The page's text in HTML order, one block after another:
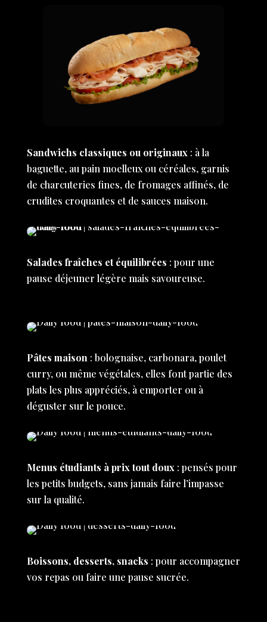
Sandwichs classiques ou originaux : à la
baguette, au pain moelleux ou céréales, garnis
de charcuteries fines, de fromages affinés, de
crudites croquantes et de sauces maison.
Salades fraîches et équilibrées : pour une
pause déjeuner légère mais savoureuse.
Pâtes maison : bolognaise, carbonara, poulet
curry, ou même végétales, elles font partie des
plats les plus appréciés, à emporter ou à
déguster sur le pouce.
Menus étudiants à prix tout doux : pensés pour
les petits budgets, sans jamais faire l’impasse
sur la qualité.
Boissons, desserts, snacks : pour accompagner
vos repas ou faire une pause sucrée.